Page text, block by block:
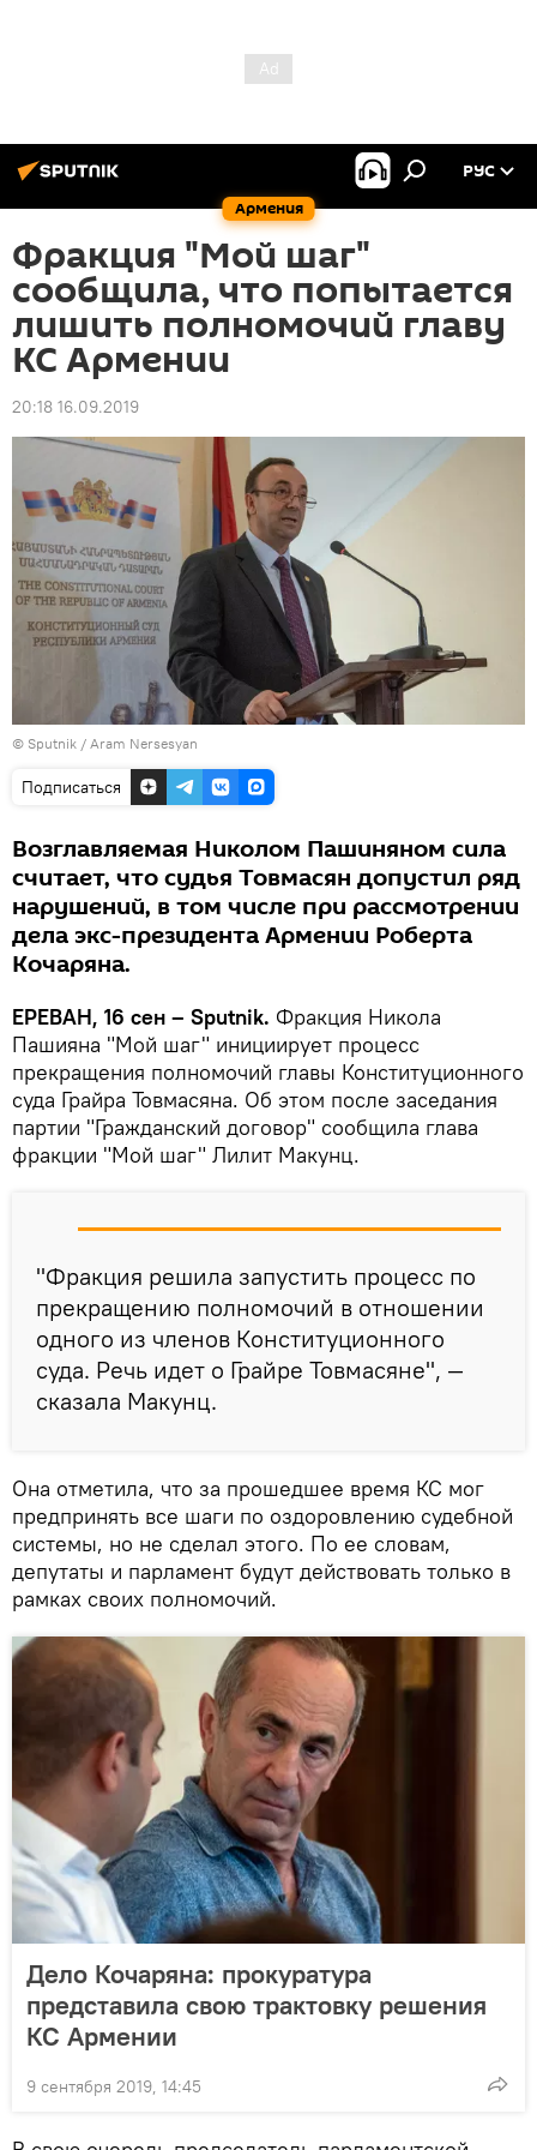
Армения
РУС
Фракция "Мой шаг"
сообщила, что попытается
лишить полномочий главу
КС Армении
20:18 16.09.2019
© Sputnik / Aram Nersesyan
Подписаться
Возглавляемая Николом Пашиняном сила
считает, что судья Товмасян допустил ряд
нарушений, в том числе при рассмотрении
дела экс-президента Армении Роберта
Кочаряна.
ЕРЕВАН, 16 сен – Sputnik. Фракция Никола
Пашияна "Мой шаг" инициирует процесс
прекращения полномочий главы Конституционного
суда Грайра Товмасяна. Об этом после заседания
партии "Гражданский договор" сообщила глава
фракции "Мой шаг" Лилит Макунц.
"Фракция решила запустить процесс по
прекращению полномочий в отношении
одного из членов Конституционного
суда. Речь идет о Грайре Товмасяне", —
сказала Макунц.
Она отметила, что за прошедшее время КС мог
предпринять все шаги по оздоровлению судебной
системы, но не сделал этого. По ее словам,
депутаты и парламент будут действовать только в
рамках своих полномочий.
Дело Кочаряна: прокуратура
представила свою трактовку решения
КС Армении
9 сентября 2019, 14:45